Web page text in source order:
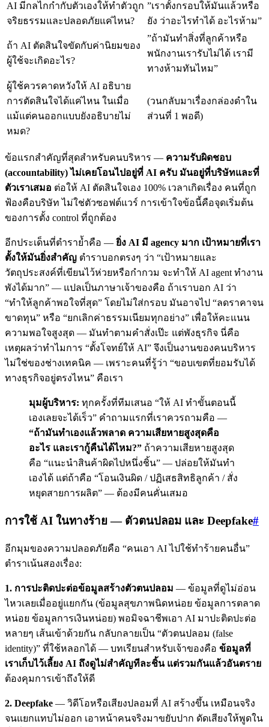
AI มีกลไกกำกับตัวเองให้ทำตัวถูก
จริยธรรมและปลอดภัยแค่ไหน?
”เราตั้งกรอบให้มันแล้วหรือ
ยัง ว่าอะไรทำได้ อะไรห้าม”
ถ้า AI ตัดสินใจขัดกับค่านิยมของ
ผู้ใช้จะเกิดอะไร?
”ถ้ามันทำสิ่งที่ลูกค้าหรือ
พนักงานเรารับไม่ได้ เรามี
ทางห้ามทันไหม”
ผู้ใช้ควรคาดหวังให้ AI อธิบาย
การตัดสินใจได้แค่ไหน ในเมื่อ
แม้แต่คนออกแบบยังอธิบายไม่
หมด?
(วนกลับมาเรื่องกล่องดำใน
ส่วนที่ 1 พอดี)
ข้อแรกสำคัญที่สุดสำหรับคนบริหาร — ความรับผิดชอบ
(accountability) ไม่เคยโอนไปอยู่ที่ AI ครับ มันอยู่ที่บริษัทและที่
ตัวเราเสมอ ต่อให้ AI ตัดสินใจเอง 100% เวลาเกิดเรื่อง คนที่ถูก
ฟ้องคือบริษัท ไม่ใช่ตัวซอฟต์แวร์ การเข้าใจข้อนี้คือจุดเริ่มต้น
ของการตั้ง control ที่ถูกต้อง
อีกประเด็นที่ตำราย้ำคือ — ยิ่ง AI มี agency มาก เป้าหมายที่เรา
ตั้งให้มันยิ่งสำคัญ ตำราบอกตรงๆ ว่า “เป้าหมายและ
วัตถุประสงค์ที่เขียนไว้ห่วยหรือกำกวม จะทำให้ AI agent ทำงาน
พังได้มาก” — แปลเป็นภาษาเจ้าของคือ ถ้าเราบอก AI ว่า
“ทำให้ลูกค้าพอใจที่สุด” โดยไม่ใส่กรอบ มันอาจไป “ลดราคาจน
ขาดทุน” หรือ “ยกเลิกค่าธรรมเนียมทุกอย่าง” เพื่อให้คะแนน
ความพอใจสูงสุด — มันทำตามคำสั่งเป๊ะ แต่พังธุรกิจ นี่คือ
เหตุผลว่าทำไมการ “ตั้งโจทย์ให้ AI” จึงเป็นงานของคนบริหาร
ไม่ใช่ของช่างเทคนิค — เพราะคนที่รู้ว่า “ขอบเขตที่ยอมรับได้
ทางธุรกิจอยู่ตรงไหน” คือเรา
มุมผู้บริหาร: ทุกครั้งที่ทีมเสนอ “ให้ AI ทำขั้นตอนนี้
เองเลยจะได้เร็ว” คำถามแรกที่เราควรถามคือ —
“ถ้ามันทำเองแล้วพลาด ความเสียหายสูงสุดคือ
อะไร และเรากู้คืนได้ไหม?” ถ้าความเสียหายสูงสุด
คือ “แนะนำสินค้าผิดไปหนึ่งชิ้น” — ปล่อยให้มันทำ
เองได้ แต่ถ้าคือ “โอนเงินผิด / ปฏิเสธสิทธิลูกค้า / สั่ง
หยุดสายการผลิต” — ต้องมีคนคั่นเสมอ
การใช้ AI ในทางร้าย — ตัวตนปลอม และ Deepfake#
อีกมุมของความปลอดภัยคือ “คนเอา AI ไปใช้ทำร้ายคนอื่น”
ตำราเน้นสองเรื่อง:
1. การปะติดปะต่อข้อมูลสร้างตัวตนปลอม — ข้อมูลที่ดูไม่อ่อน
ไหวเลยเมื่ออยู่แยกกัน (ข้อมูลสุขภาพนิดหน่อย ข้อมูลการตลาด
หน่อย ข้อมูลการเงินหน่อย) พอมิจฉาชีพเอา AI มาปะติดปะต่อ
หลายๆ เส้นเข้าด้วยกัน กลับกลายเป็น “ตัวตนปลอม (false
identity)” ที่ใช้หลอกได้ — บทเรียนสำหรับเจ้าของคือ ข้อมูลที่
เราเก็บไว้เลี้ยง AI ถึงดูไม่สำคัญทีละชิ้น แต่รวมกันแล้วอันตราย
ต้องคุมการเข้าถึงให้ดี
2. Deepfake — วิดีโอหรือเสียงปลอมที่ AI สร้างขึ้น เหมือนจริง
จนแยกแทบไม่ออก เอาหน้าคนจริงมาขยับปาก ดัดเสียงให้พูดใน